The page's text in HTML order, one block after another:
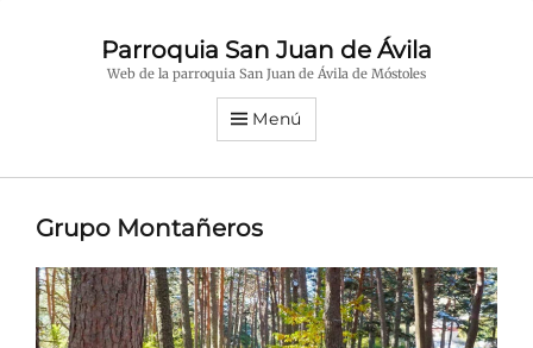
Parroquia San Juan de Ávila
Web de la parroquia San Juan de Ávila de Móstoles
Menú
Grupo Montañeros